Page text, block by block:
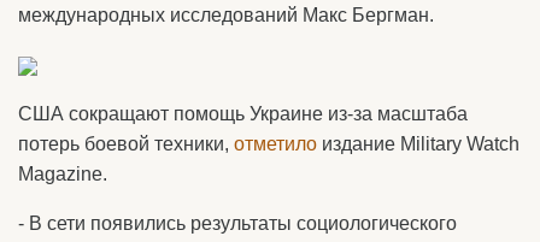
международных исследований Макс Бергман.
CША сокращают помощь Украине из-за масштаба
потерь боевой техники, отметило издание Military Watch
Magazine.
- В сети появились результаты социологического